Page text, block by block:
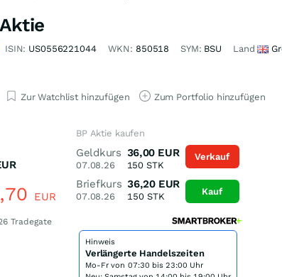
ISIN: US0556221044 WKN: 850518 SYM: BSU Land
Zur Watchlist hinzufügen Zum Portfolio hinzufügen
EUR
Tradegate
BP Aktie kaufen
Geldkurs
07.08.26
36,00 EUR
150 STK
Briefkurs
07.08.26
36,20 EUR
150STK
Verkauf
Kauf
Hinweis
Verlängerte Handelszeiten
Mo-Fr von 07:30 bis 23:00 Uhr